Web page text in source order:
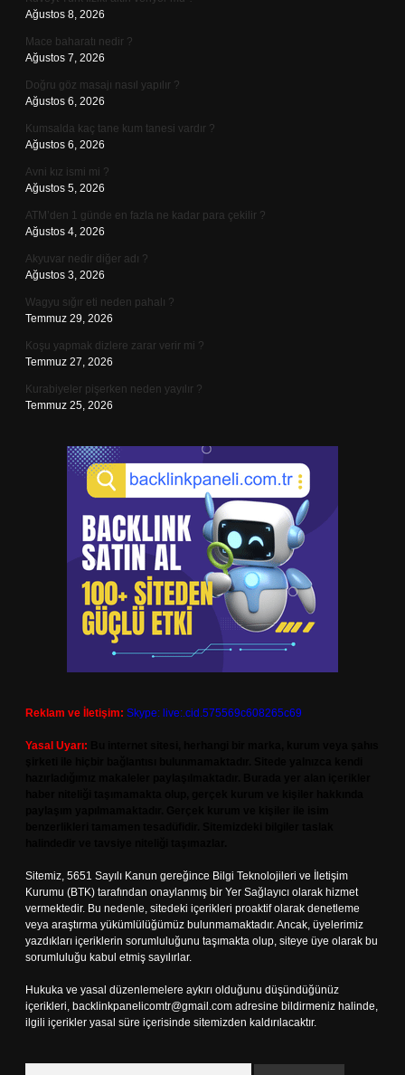
Ağustos 8, 2026
Mace baharatı nedir ?
Ağustos 7, 2026
Doğru göz masajı nasıl yapılır ?
Ağustos 6, 2026
Kumsalda kaç tane kum tanesi vardır ?
Ağustos 6, 2026
Avni kız ismi mi ?
Ağustos 5, 2026
ATM’den 1 günde en fazla ne kadar para çekilir ?
Ağustos 4, 2026
Akyuvar nedir diğer adı ?
Ağustos 3, 2026
Wagyu sığır eti neden pahalı ?
Temmuz 29, 2026
Koşu yapmak dizlere zarar verir mi ?
Temmuz 27, 2026
Kurabiyeler pişerken neden yayılır ?
Temmuz 25, 2026
Reklam ve İletişim: Skype: live:.cid.575569c608265c69
Yasal Uyarı:
Sitemiz, 5651 Sayılı Kanun gereğince Bilgi Teknolojileri ve İletişim
Kurumu (BTK) tarafından onaylanmış bir Yer Sağlayıcı olarak hizmet
vermektedir. Bu nedenle, sitedeki içerikleri proaktif olarak denetleme
veya araştırma yükümlülüğümüz bulunmamaktadır. Ancak, üyelerimiz
yazdıkları içeriklerin sorumluluğunu taşımakta olup, siteye üye olarak bu
sorumluluğu kabul etmiş sayılırlar.
Hukuka ve yasal düzenlemelere aykırı olduğunu düşündüğünüz
içerikleri, backlinkpanelicomtr@gmail.com adresine bildirmeniz halinde,
ilgili içerikler yasal süre içerisinde sitemizden kaldırılacaktır.